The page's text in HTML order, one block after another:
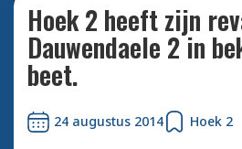
Hoek 2 heeft zijn
Dauwendaele 2 in
beet.
24 augustus 2014 Hoek 2